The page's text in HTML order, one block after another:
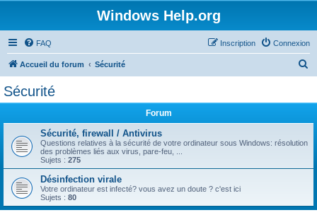
Windows Help.org
FAQ Connexion
Inscription
Accueil du forum Sécurité
Sécurité
Forum
Sécurité, firewall / Antivirus
Questions relatives à la sécurité de votre ordinateur sous Windows: résolution
des problèmes liés aux virus, pare-feu, ...
Sujets : 275
Désinfection virale
Votre ordinateur est infecté? vous avez un doute ? c'est ici
Sujets : 80